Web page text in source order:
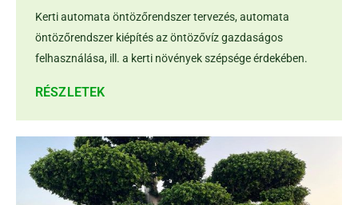
Kerti automata öntözőrendszer tervezés, automata
öntözőrendszer kiépítés az öntözővíz gazdaságos
felhasználása, ill. a kerti növények szépsége érdekében.
RÉSZLETEK